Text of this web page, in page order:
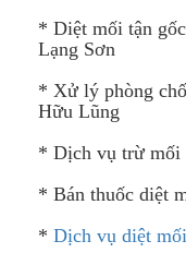
* Diệt mối tận
Lạng Sơn
* Xử lý phòng
Hữu Lũng
* Dịch vụ trừ mối
* Bán thuốc diệt
* Dịch vụ diệt